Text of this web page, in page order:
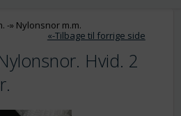
-» Nylonsnor m.m.
«-Tilbage til forrige side
Hvid. 2